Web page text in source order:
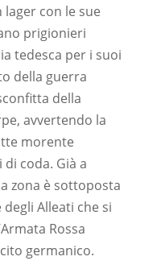
con le sue
prigionieri
tedesca per i suoi
della guerra
della
avvertendo la
morente
coda. Già a
zona è sottoposta
Alleati che si
Rossa
germanico.